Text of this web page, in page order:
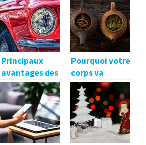
Principaux
avantages des
voitures
neuves.
Pourquoi votre
corps va
adorer le the
Matcha